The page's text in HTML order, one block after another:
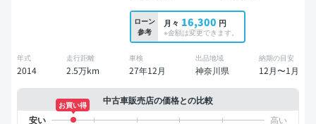
ローン
参考
月々 16,300 円
※金額は変更できます。
年式
2014
走行距離
2.5万km
車検
27年12月
出品地域
神奈川県
納期の目安
12月〜1月
中古車販売店の価格との比較
お買い得